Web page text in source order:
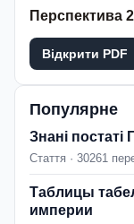
Перспектива
Відкрити PDF
Популярне
Знані
Стаття · 30261
Таблицы
империи